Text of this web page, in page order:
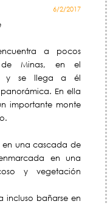
6/2/2017
a pocos
Minas, en el
y se llega a él
En ella
importante monte
en una cascada de
en una
y vegetación
incluso bañarse en